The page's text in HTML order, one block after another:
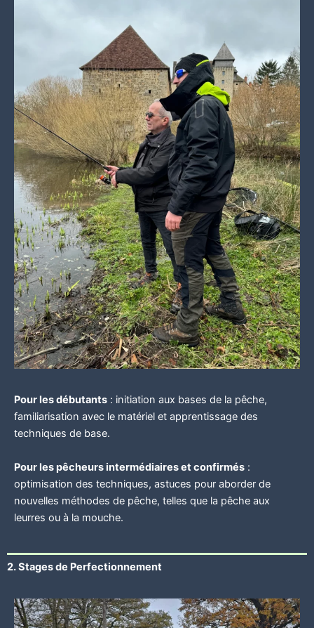
Pour les débutants : initiation aux bases de la pêche,
familiarisation avec le matériel et apprentissage des
techniques de base.
Pour les pêcheurs intermédiaires et confirmés :
optimisation des techniques, astuces pour aborder de
nouvelles méthodes de pêche, telles que la pêche aux
leurres ou à la mouche.
2. Stages de Perfectionnement